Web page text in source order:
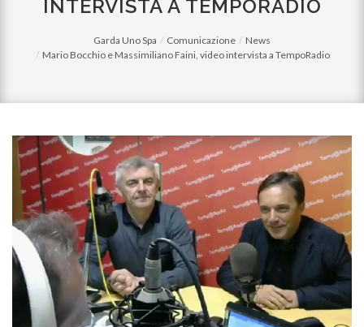
INTERVISTA A TEMPORADIO
Garda Uno Spa Comunicazione
News
Mario Bocchio e Massimiliano Faini, video intervista a TempoRadio